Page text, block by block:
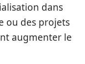
dans
ou des projets
augmenter le